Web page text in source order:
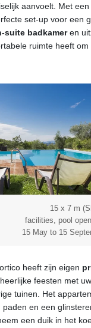
aanvoelt. Met een
set-up voor
suite badkameren
ruimte heeft
15 x 7 m
facilities, pool
15 May to 15
heeft zijn eigen
feesten met
tuinen. Het
en een
een duik in het